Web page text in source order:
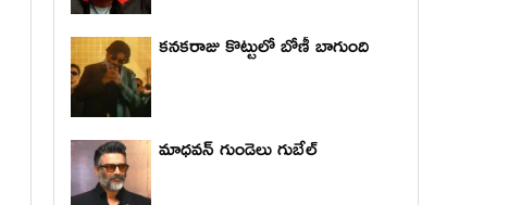
కనకరాజు కొట్టులో బోణీ బాగుంది
మాధ‌వ‌న్ గుండెలు గుబేల్‌